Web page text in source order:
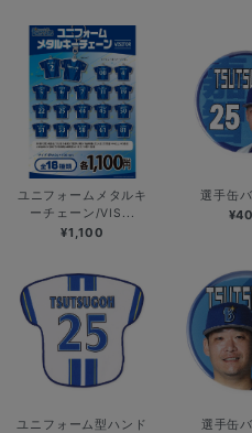
ユニフォームメタルキ
ーチェーン/VIS...
¥1,100
選手缶
ユニフォーム型ハンド
選手缶